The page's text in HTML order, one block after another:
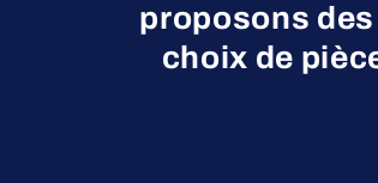
proposons
choix de